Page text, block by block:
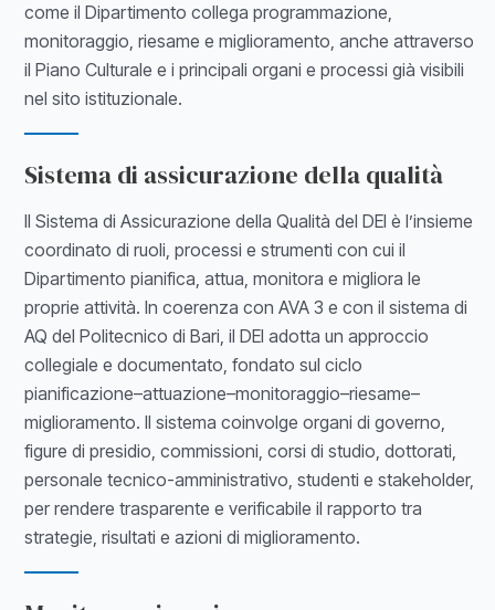
come il Dipartimento collega programmazione,
monitoraggio, riesame e miglioramento, anche attraverso
il Piano Culturale e i principali organi e processi già visibili
nel sito istituzionale.
Sistema di assicurazione della qualità
Il Sistema di Assicurazione della Qualità del DEI è l’insieme
coordinato di ruoli, processi e strumenti con cui il
Dipartimento pianifica, attua, monitora e migliora le
proprie attività. In coerenza con AVA 3 e con il sistema di
AQ del Politecnico di Bari, il DEI adotta un approccio
collegiale e documentato, fondato sul ciclo
pianificazione–attuazione–monitoraggio–riesame–
miglioramento. Il sistema coinvolge organi di governo,
figure di presidio, commissioni, corsi di studio, dottorati,
personale tecnico-amministrativo, studenti e stakeholder,
per rendere trasparente e verificabile il rapporto tra
strategie, risultati e azioni di miglioramento.